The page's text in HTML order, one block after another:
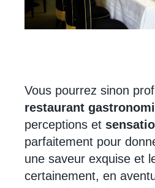
Vous pourrez sinon
restaurant
perceptions et
parfaitement pour
une saveur exquise et
certainement, en